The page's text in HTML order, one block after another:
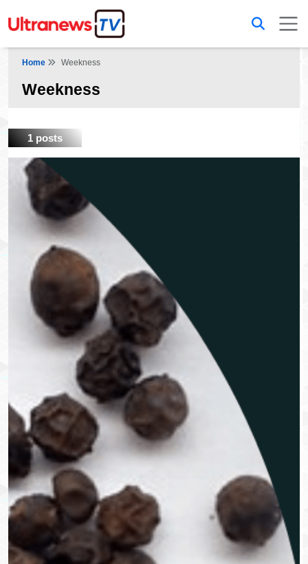
Home Weekness
Weekness
1 posts